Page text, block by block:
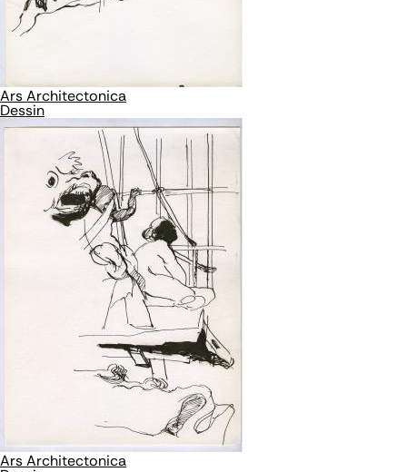
Ars Architectonica
Dessin
Ars Architectonica